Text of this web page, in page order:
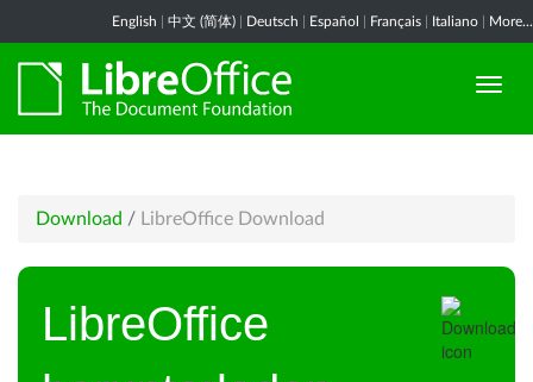
English 中文 (简体) Deutsch Español Français Italiano More...
Download / LibreOffice Download
LibreOffice